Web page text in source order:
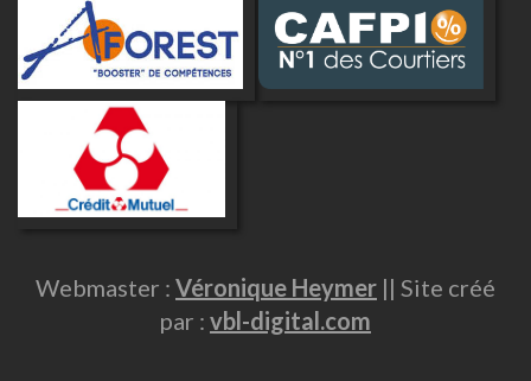
Webmaster : Véronique Heymer || Site créé
par : vbl-digital.com